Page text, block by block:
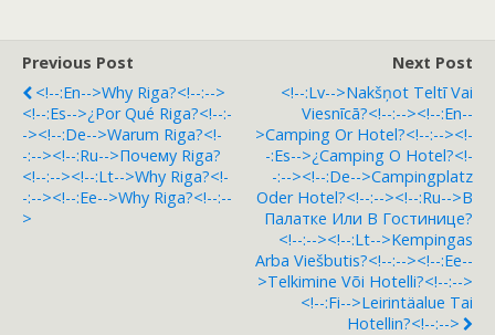
Previous Post
<!--:en-->Why Riga?<!--:-->
<!--:es-->¿Por Qué Riga?<!--:-
-><!--:de-->Warum Riga?<!-
-:--><!--:ru-->Почему Riga?
<!--:--><!--:lt-->Why Riga?<!-
-:--><!--:ee-->Why Riga?<!--:--
>
Next Post
<!--:lv-->Nakšņot Teltī Vai
Viesnīcā?<!--:--><!--:en--
>Camping Or Hotel?<!--:--><!-
-:es-->¿Camping O Hotel?<!-
-:--><!--:de-->Campingplatz
Oder Hotel?<!--:--><!--:ru-->В
Палатке Или В Гостинице?
<!--:--><!--:lt-->Kempingas
Arba Viešbutis?<!--:--><!--:ee--
>Telkimine Või Hotelli?<!--:-->
<!--:fi-->Leirintäalue Tai
Hotellin?<!--:-->